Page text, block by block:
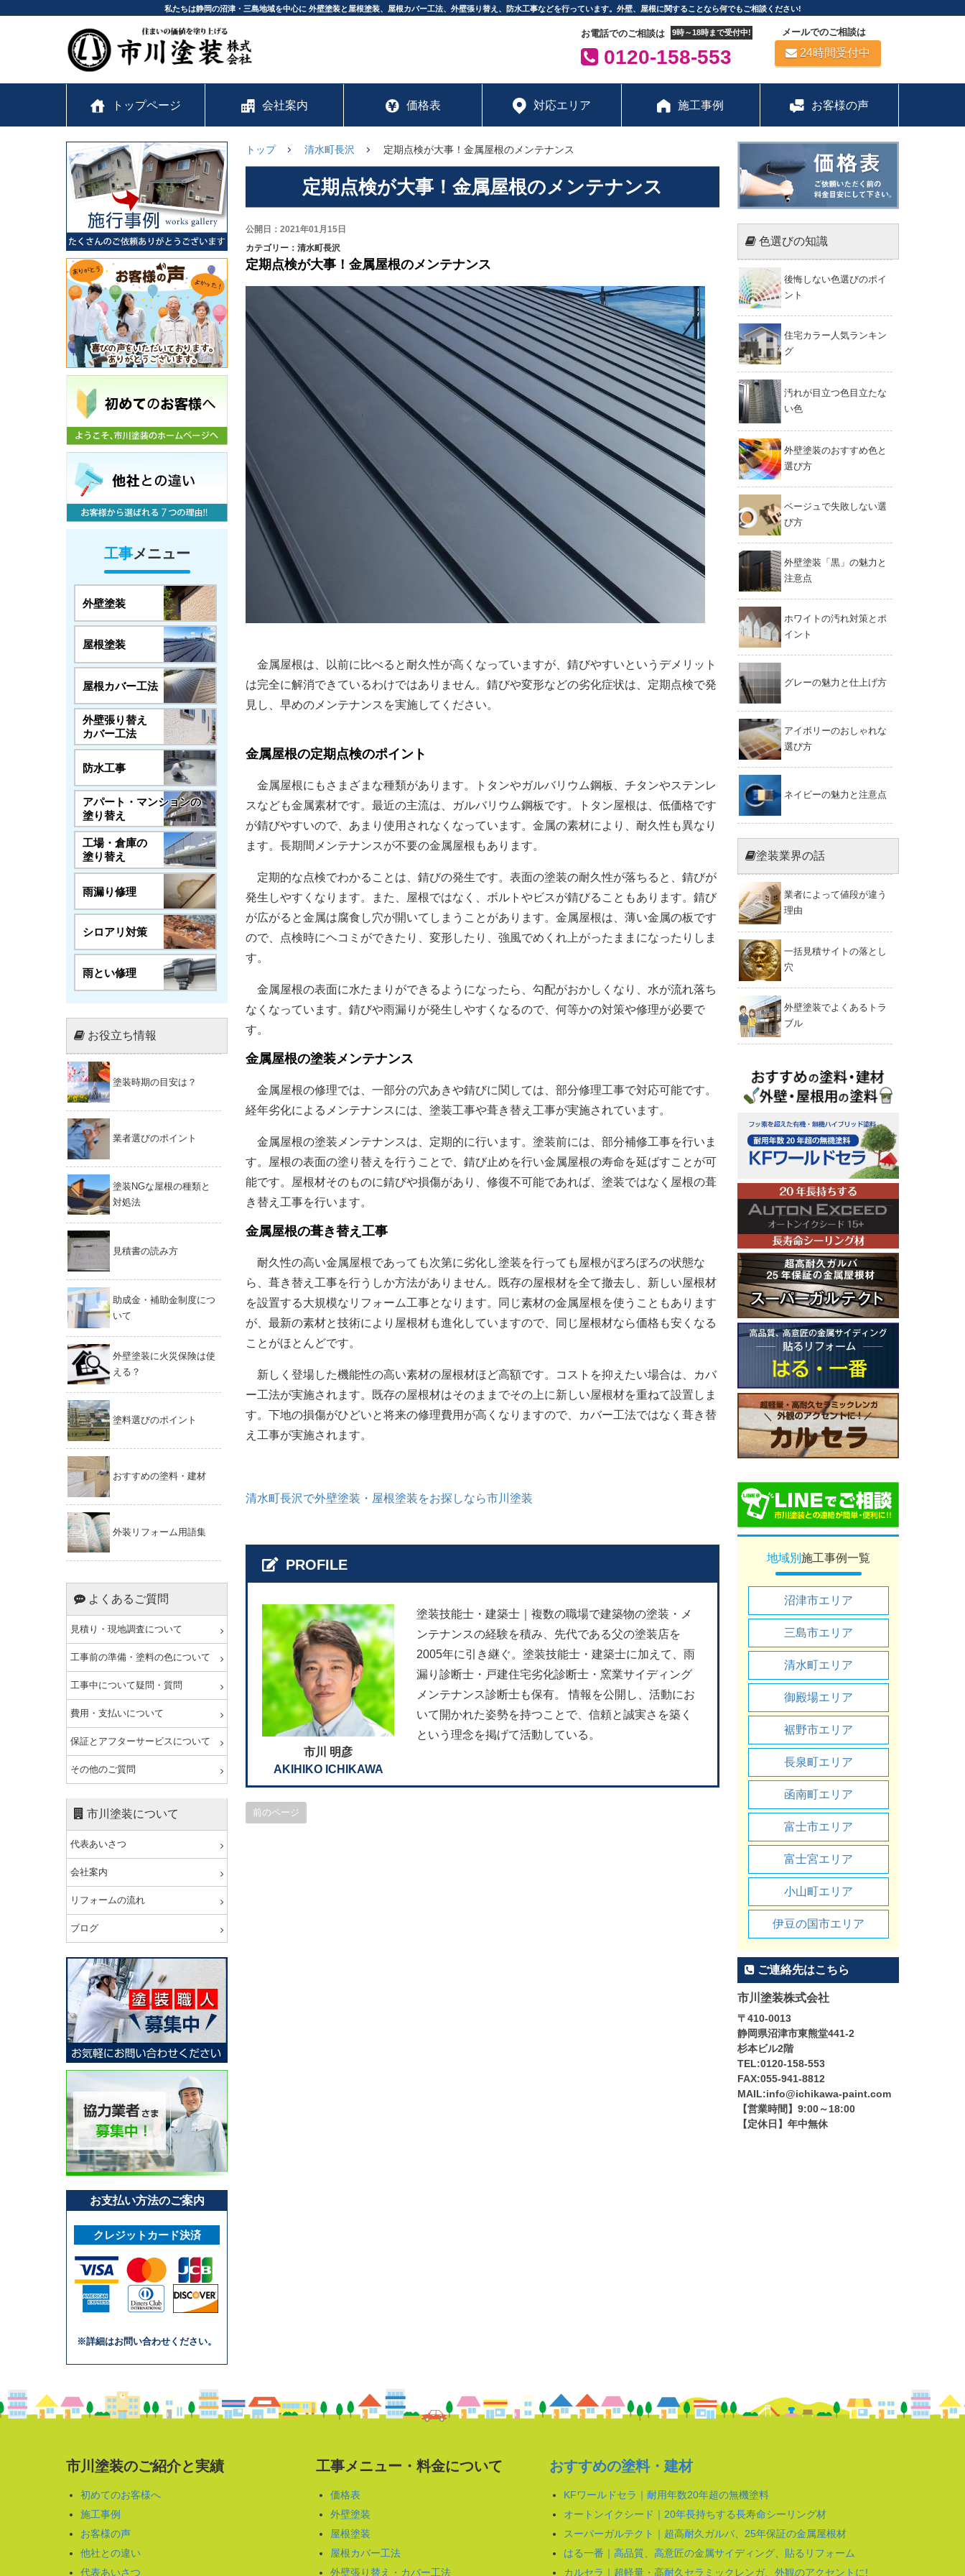
私たちは静岡の沼津・三島地域を中心に 外壁塗装と屋根塗装、屋根カバー工法、外壁張り替え、防水工事などを行っています。外壁、屋根に関することなら何でもご相談ください!
お電話でのご相談は 9時～18時まで受付中!
0120-158-553
メールでのご相談は
24時間受付中
トップページ 会社案内 価格表 対応エリア 施工事例 お客様の声
工事メニュー
外壁塗装
屋根塗装
屋根カバー工法
外壁張り替え
カバー工法
防水工事
アパート・マンションの
塗り替え
工場・倉庫の
塗り替え
雨漏り修理
シロアリ対策
雨とい修理
お役立ち情報
塗装時期の目安は？
業者選びのポイント
塗装NGな屋根の種類と
対処法
見積書の読み方
助成金・補助金制度につ
いて
外壁塗装に火災保険は使
える？
塗料選びのポイント
おすすめの塗料・建材
外装リフォーム用語集
よくあるご質問
見積り・現地調査について
工事前の準備・塗料の色について
工事中について疑問・質問
費用・支払いについて
保証とアフターサービスについて
その他のご質問
市川塗装について
代表あいさつ
会社案内
リフォームの流れ
ブログ
お支払い方法のご案内
クレジットカード決済
※詳細はお問い合わせください。
トップ 清水町長沢 定期点検が大事！金属屋根のメンテナンス
定期点検が大事！金属屋根のメンテナンス
公開日：2021年01月15日
カテゴリー：清水町長沢
定期点検が大事！金属屋根のメンテナンス
金属屋根は、以前に比べると耐久性が高くなっていますが、錆びやすいというデメリット
は完全に解消できているわけではありません。錆びや変形などの劣化症状は、定期点検で発
見し、早めのメンテナンスを実施してください。
金属屋根の定期点検のポイント
金属屋根にもさまざまな種類があります。トタンやガルバリウム鋼板、チタンやステンレ
スなども金属素材です。最近の主流は、ガルバリウム鋼板です。トタン屋根は、低価格です
が錆びやすいので、あまり使用されなくなっています。金属の素材により、耐久性も異なり
ます。長期間メンテナンスが不要の金属屋根もあります。
定期的な点検でわかることは、錆びの発生です。表面の塗装の耐久性が落ちると、錆びが
発生しやすくなります。また、屋根ではなく、ボルトやビスが錆びることもあります。錆び
が広がると金属は腐食し穴が開いてしまうことがあります。金属屋根は、薄い金属の板です
ので、点検時にヘコミができたり、変形したり、強風でめくれ上がったままになったりしま
す。
金属屋根の表面に水たまりができるようになったら、勾配がおかしくなり、水が流れ落ち
なくなっています。錆びや雨漏りが発生しやすくなるので、何等かの対策や修理が必要で
す。
金属屋根の塗装メンテナンス
金属屋根の修理では、一部分の穴あきや錆びに関しては、部分修理工事で対応可能です。
経年劣化によるメンテナンスには、塗装工事や葺き替え工事が実施されています。
金属屋根の塗装メンテナンスは、定期的に行います。塗装前には、部分補修工事を行いま
す。屋根の表面の塗り替えを行うことで、錆び止めを行い金属屋根の寿命を延ばすことが可
能です。屋根材そのものに錆びや損傷があり、修復不可能であれば、塗装ではなく屋根の葺
き替え工事を行います。
金属屋根の葺き替え工事
耐久性の高い金属屋根であっても次第に劣化し塗装を行っても屋根がぼろぼろの状態な
ら、葺き替え工事を行うしか方法がありません。既存の屋根材を全て撤去し、新しい屋根材
を設置する大規模なリフォーム工事となります。同じ素材の金属屋根を使うこともあります
が、最新の素材と技術により屋根材も進化していますので、同じ屋根材なら価格も安くなる
ことがほとんどです。
新しく登場した機能性の高い素材の屋根材ほど高額です。コストを抑えたい場合は、カバ
ー工法が実施されます。既存の屋根材はそのままでその上に新しい屋根材を重ねて設置しま
す。下地の損傷がひどいと将来の修理費用が高くなりますので、カバー工法ではなく葺き替
え工事が実施されます。
清水町長沢で外壁塗装・屋根塗装をお探しなら市川塗装
PROFILE
市川 明彦
AKIHIKO ICHIKAWA
塗装技能士・建築士｜複数の職場で建築物の塗装・メ
ンテナンスの経験を積み、先代である父の塗装店を
2005年に引き継ぐ。塗装技能士・建築士に加えて、雨
漏り診断士・戸建住宅劣化診断士・窯業サイディング
メンテナンス診断士も保有。 情報を公開し、活動にお
いて開かれた姿勢を持つことで、信頼と誠実さを築く
という理念を掲げて活動している。
前のページ
色選びの知識
後悔しない色選びのポイ
ント
住宅カラー人気ランキン
グ
汚れが目立つ色目立たな
い色
外壁塗装のおすすめ色と
選び方
ベージュで失敗しない選
び方
外壁塗装「黒」の魅力と
注意点
ホワイトの汚れ対策とポ
イント
グレーの魅力と仕上げ方
アイボリーのおしゃれな
選び方
ネイビーの魅力と注意点
塗装業界の話
業者によって値段が違う
理由
一括見積サイトの落とし
穴
外壁塗装でよくあるトラ
ブル
地域別 施工事例一覧
沼津市エリア
三島市エリア
清水町エリア
御殿場エリア
裾野市エリア
長泉町エリア
函南町エリア
富士市エリア
富士宮エリア
小山町エリア
伊豆の国市エリア
ご連絡先はこちら
市川塗装株式会社
〒410-0013
静岡県沼津市東熊堂441-2
杉本ビル2階
TEL:0120-158-553
FAX:055-941-8812
MAIL:info@ichikawa-paint.com
【営業時間】9:00～18:00
【定休日】年中無休
市川塗装のご紹介と実績
初めてのお客様へ
施工事例
お客様の声
他社との違い
代表あいさつ
工事メニュー・料金について
価格表
外壁塗装
屋根塗装
屋根カバー工法
外壁張り替え・カバー工法
おすすめの塗料・建材
KFワールドセラ｜耐用年数20年超の無機塗料
オートンイクシード｜20年長持ちする長寿命シーリング材
スーパーガルテクト｜超高耐久ガルバ、25年保証の金属屋根材
はる一番｜高品質、高意匠の金属サイディング、貼るリフォーム
カルセラ｜超軽量・高耐久セラミックレンガ、外観のアクセントに!